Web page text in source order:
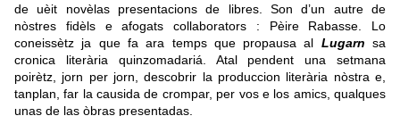
de uèit novèlas presentacions de libres. Son d’un autre de
nòstres fidèls e afogats collaborators : Pèire Rabasse. Lo
coneissètz ja que fa ara temps que propausa al Lugarn sa
cronica literària quinzomadariá. Atal pendent una setmana
poirètz, jorn per jorn, descobrir la produccion literària nòstra e,
tanplan, far la causida de crompar, per vos e los amics, qualques
unas de las òbras presentadas.